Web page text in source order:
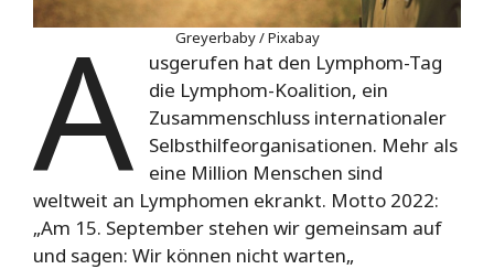
Greyerbaby / Pixabay
A
usgerufen hat den Lymphom-Tag
die Lymphom-Koalition, ein
Zusammenschluss internationaler
Selbsthilfeorganisationen. Mehr als
eine Million Menschen sind
weltweit an Lymphomen ekrankt. Motto 2022:
„Am 15. September stehen wir gemeinsam auf
und sagen: Wir können nicht warten„